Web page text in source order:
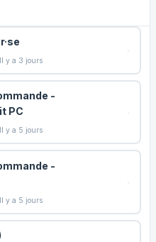
y a 3 jours
-
PC
y a 5 jours
-
y a 5 jours